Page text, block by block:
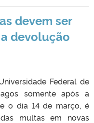
devem ser
devolução
Federal de
somente após a
o dia 14 de março, é
multas em novas